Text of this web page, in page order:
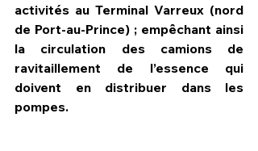
activités au Terminal Varreux (nord
de Port-au-Prince) ; empêchant ainsi
la circulation des camions de
ravitaillement de l’essence qui
doivent en distribuer dans les
pompes.